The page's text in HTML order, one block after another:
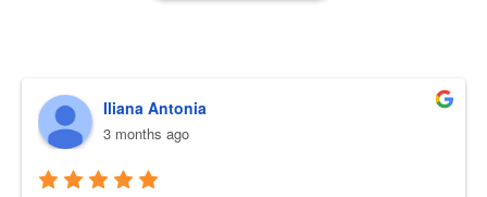
Iliana Antonia
3 months ago